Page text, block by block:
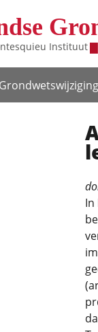
Instituut
In